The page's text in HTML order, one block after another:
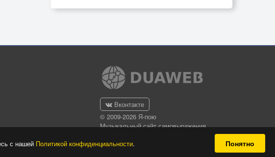
с нашей Политикой конфиденциальности. Понятно
Вконтакте
© 2009-2026 Я-пою
Музыкальный сайт самовыражения